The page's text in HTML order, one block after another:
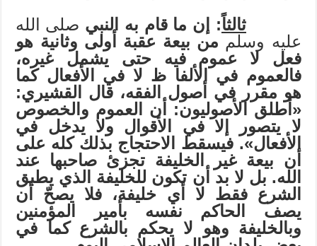
ثالثاً: إن ما قام به النبي صلى الله
عليه وسلم من بيعة عقبة أولى وثانية هو
فعل لا عموم فيه حتى يشمل غيره،
فالعموم في الألفا ظ لا في الأفعال كما
هو مقرر في أصول الفقه، قال القشيري:
«أطلق الأصوليون: أن العموم والخصوص
لا يتصور إلا في الأقوال ولا يدخل في
الأفعال». فيسقط الاحتجاج بذلك كله على
أن بيعة غير الخليفة تجزئ صاحبها عند
الله. بل لا بد أن تكون للخليفة الذي يطبق
الشرع فقط لا أي خليفة، فلا يصحّ أن
يصف الحاكم نفسه بأمير المؤمنين
وبالخليفة وهو لا يحكم بالشرع كما في